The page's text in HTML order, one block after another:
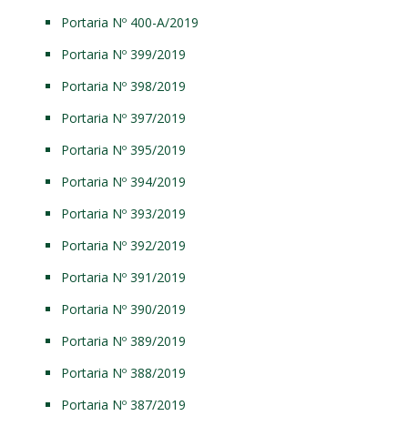
Portaria Nº 400-A/2019
Portaria Nº 399/2019
Portaria Nº 398/2019
Portaria Nº 397/2019
Portaria Nº 395/2019
Portaria Nº 394/2019
Portaria Nº 393/2019
Portaria Nº 392/2019
Portaria Nº 391/2019
Portaria Nº 390/2019
Portaria Nº 389/2019
Portaria Nº 388/2019
Portaria Nº 387/2019